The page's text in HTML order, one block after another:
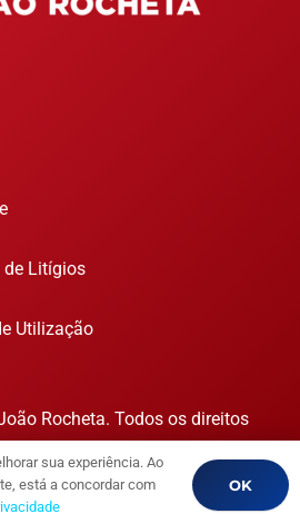
de Litígios
Utilização
Rocheta. Todos os direitos
reservados.
AMI 1718
sua experiência. Ao
está a concordar com
OK